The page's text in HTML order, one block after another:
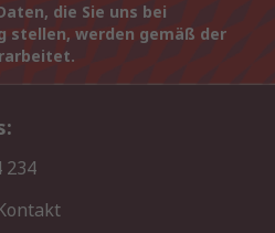
die Sie uns bei
stellen, werden gemäß der
234